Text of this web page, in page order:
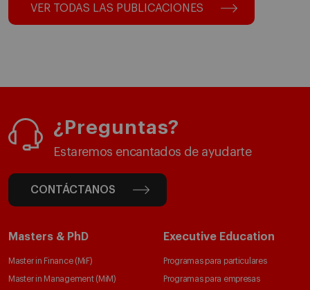
VER TODAS LAS PUBLICACIONES
¿Preguntas?
Estaremos encantados de ayudarte
CONTÁCTANOS
Masters & PhD
Master in Finance (MiF)
Master in Management (MiM)
Executive Education
Programas para particulares
Programas para empresas